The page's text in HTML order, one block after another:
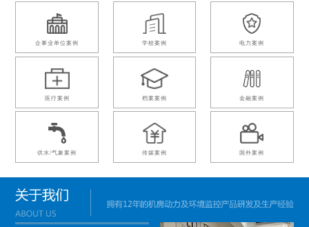
企事业单位案例 学校案例 电力案例
医疗案例 档案案例 金融案例
供水/气象案例 传媒案例 国外案例